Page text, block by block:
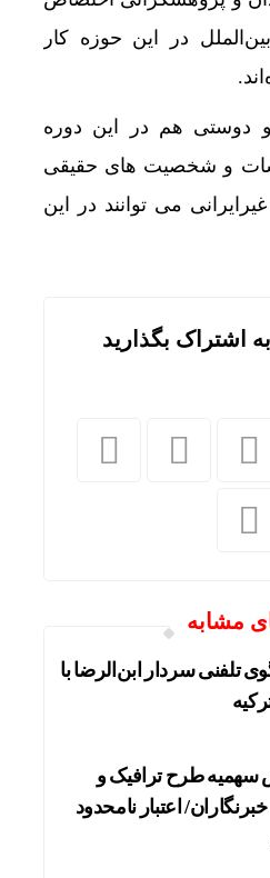
در این حوزه کار
دوستی هم در این دوره
و شخصیت های حقیقی
می توانند در این
اشتراک بگذارید
مشابه
تلفنی سردار ابن‌الرضا با
طرح ترافیک و
اعتبار نامحدود